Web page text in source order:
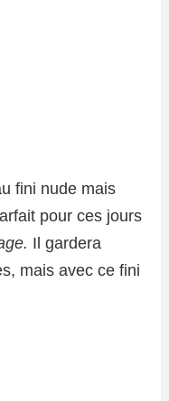
fini nude mais
pour ces jours
Il gardera
mais avec ce fini